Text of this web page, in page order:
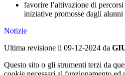
favorire l’attivazione di
iniziative promosse dagli
Notizie
Ultima revisione il 09-12-2024 da
Questo sito o gli strumenti terzi da